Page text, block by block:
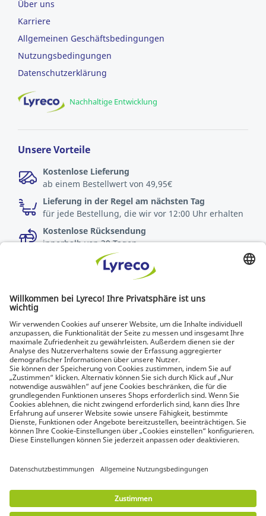
Über uns
Karriere
Allgemeinen Geschäftsbedingungen
Nutzungsbedingungen
Datenschutzerklärung
Nachhaltige Entwicklung
Unsere Vorteile
Kostenlose Lieferung
ab einem Bestellwert von 49,95€
Lieferung in der Regel am nächsten Tag
für jede Bestellung, die wir vor 12:00 Uhr erhalten
Kostenlose Rücksendung
innerhalb von 30 Tagen
Spezialist für jeden Arbeitsplatz
Die neuesten Nachrichten und Tipps von Experten
Entdecken Sie Lyreco-Lösungen für umweltfreundlichere
Arbeitsplätze
© Lyreco 2026 | Wir beliefern ausschließlich
Unternehmen. Daher sehen Sie Nettopreise (exkl.
USt.). Verbraucherschutz-Widerrufsrechte sind
ausgeschlossen.
Rechnungsstellung|Download Dokumente
Erklärung der digitalen Barrierefreiheit|
Nutzungsbedingungen|Datenschutzerklärung
|Datenschutz-Einstellungen|Sitemap